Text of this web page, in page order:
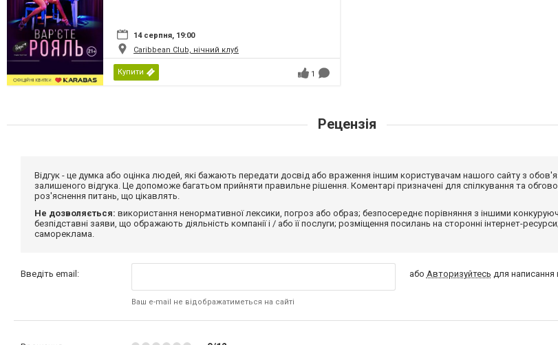
14 серпня, 19:00
Caribbean Club, нічний клуб
Купити 1
Рецензія
Відгук - це думка або оцінка людей, які бажають передати досвід або враження іншим користувачам нашого сайту з
залишеного відгука. Це допоможе багатьом прийняти правильне рішення. Коментарі призначені для спілкування та
роз'яснення питань, що цікавлять.
Не дозволяється: використання ненормативної лексики, погроз або образ; безпосереднє порівняння з іншими
безпідставні заяви, що ображають діяльність компанії і / або її послуги; розміщення посилань на сторонні інтернет-
самореклама.
Введіть email:
Ваш e-mail не відображатиметься на сайті
або Авторизуйтесь для написання